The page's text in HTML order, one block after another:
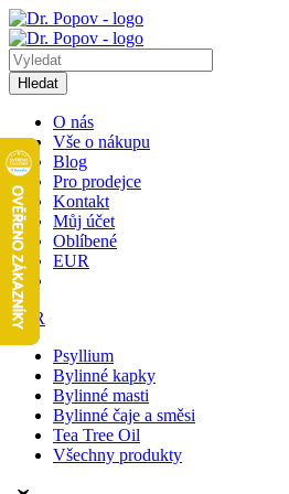
Hledat
O nás
Vše o nákupu
Blog
Pro prodejce
Kontakt
Můj účet
Oblíbené
EUR
EUR
Psyllium
Bylinné kapky
Bylinné masti
Bylinné čaje a směsi
Tea Tree Oil
Všechny produkty